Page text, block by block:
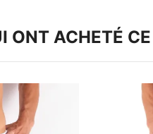
ONT ACHETÉ